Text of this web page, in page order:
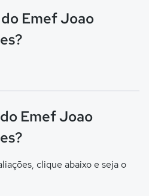
Emef Joao
Emef Joao
clique abaixo e seja o